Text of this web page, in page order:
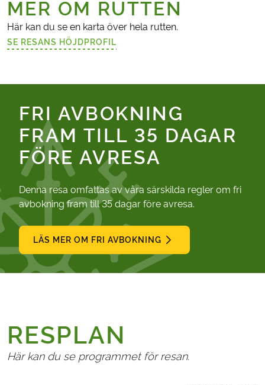
MER OM RUTTEN
Här kan du se en karta över hela rutten.
SE RESANS HÖJDPROFIL
FRI AVBOKNING
FRAM TILL 35 DAGAR
FÖRE AVRESA
Denna resa omfattas av våra särskilda regler om fri
avbokning fram till 35 dagar före avresa.
LÄS MER OM FRI AVBOKNING
RESPLAN
Här kan du se programmet för resan.